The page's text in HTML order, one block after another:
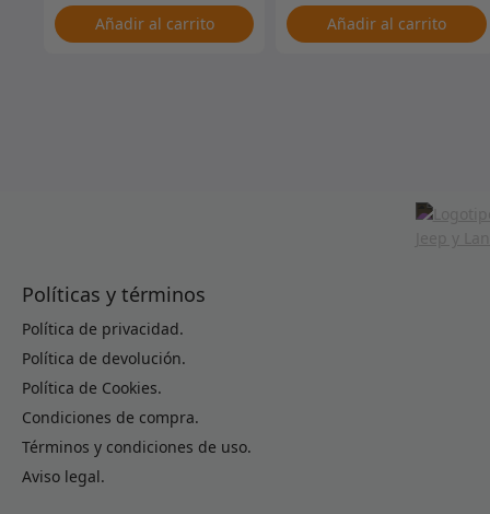
Añadir al carrito Añadir al carrito
Políticas y términos
Política de privacidad.
Política de devolución.
Política de Cookies.
Condiciones de compra.
Términos y condiciones de uso.
Aviso legal.